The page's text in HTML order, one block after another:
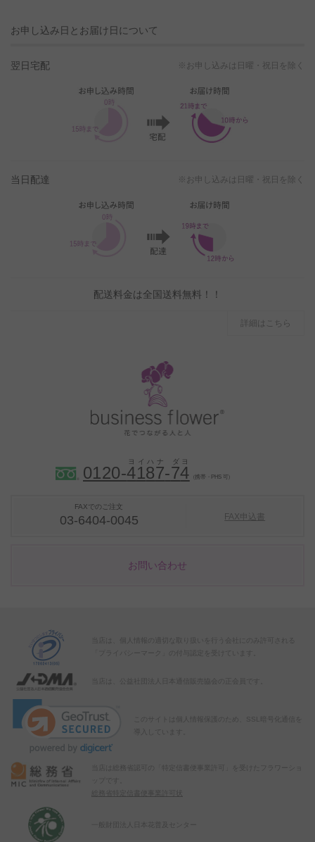
お申し込み日とお届け日について
翌日宅配 ※お申し込みは日曜・祝日を除く
当日配達 ※お申し込みは日曜・祝日を除く
配送料金は全国送料無料！！
詳細はこちら
0120-4187-74 （携帯・PHS 可）
FAXでのご注文
03-6404-0045 FAX申込書
お問い合わせ
当店は、個人情報の適切な取り扱いを行う会社にのみ許可される
「プライバシーマーク」の付与認定を受けています。
当店は、公益社団法人日本通信販売協会の正会員です。
このサイトは個人情報保護のため、SSL暗号化通信を
導入しています。
当店は総務省認可の「特定信書便事業許可」を受けたフラワーショ
総務省特定信書便事業許可状